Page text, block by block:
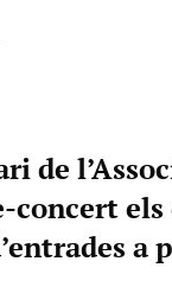
de
els
a